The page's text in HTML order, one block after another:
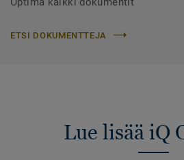
ETSI DOKUMENTTEJA
Lue lisää iQ